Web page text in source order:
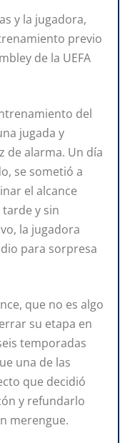
y la jugadora,
previo
de la UEFA
del
jugada y
de alarma. Un día
se sometió a
el alcance
y sin
la jugadora
para sorpresa
que no es algo
su etapa en
temporadas
una de las
que decidió
y refundarlo
merengue.